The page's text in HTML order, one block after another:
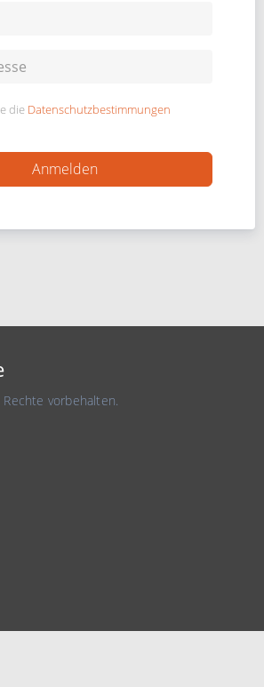
die Datenschutzbestimmungen
vorbehalten.